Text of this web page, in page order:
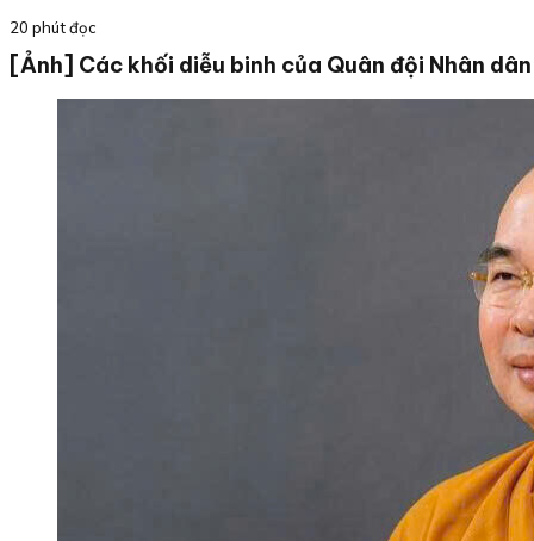
20 phút đọc
[Ảnh] Các khối diễu binh của Quân đội Nhân